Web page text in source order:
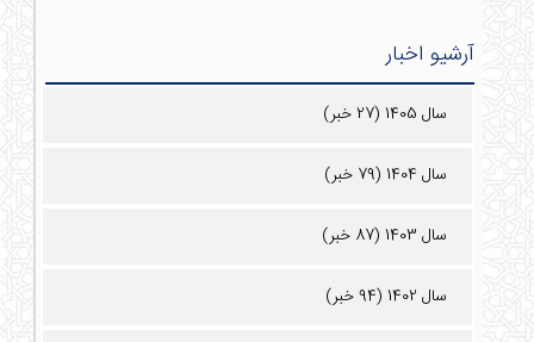
آرشیو اخبار
سال 1405 (27 خبر)
سال 1404 (79 خبر)
سال 1403 (87 خبر)
سال 1402 (94 خبر)